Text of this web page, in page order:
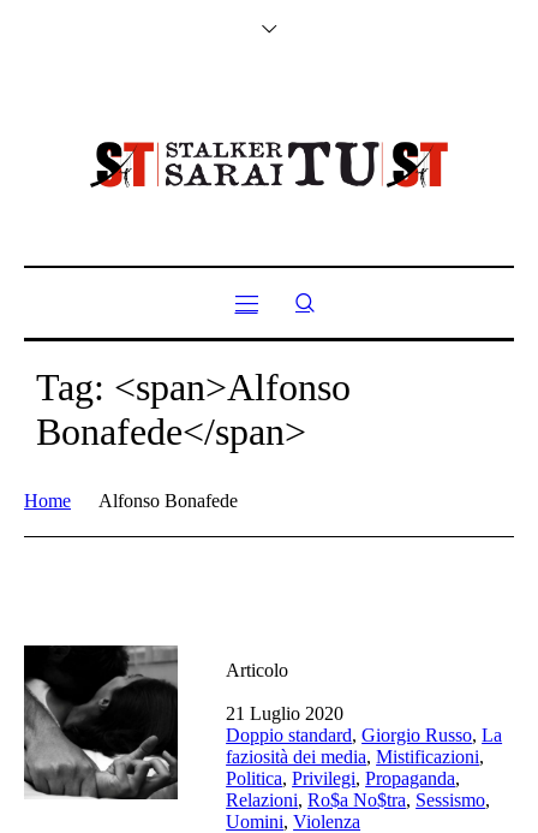
Tag: <span>Alfonso
Bonafede</span>
Home Alfonso Bonafede
Articolo
21 Luglio 2020
Doppio standard,Giorgio Russo,La
faziosità dei media,Mistificazioni,
Politica,Privilegi,Propaganda,
Relazioni,Ro$a No$tra, Sessismo,
Uomini,Violenza